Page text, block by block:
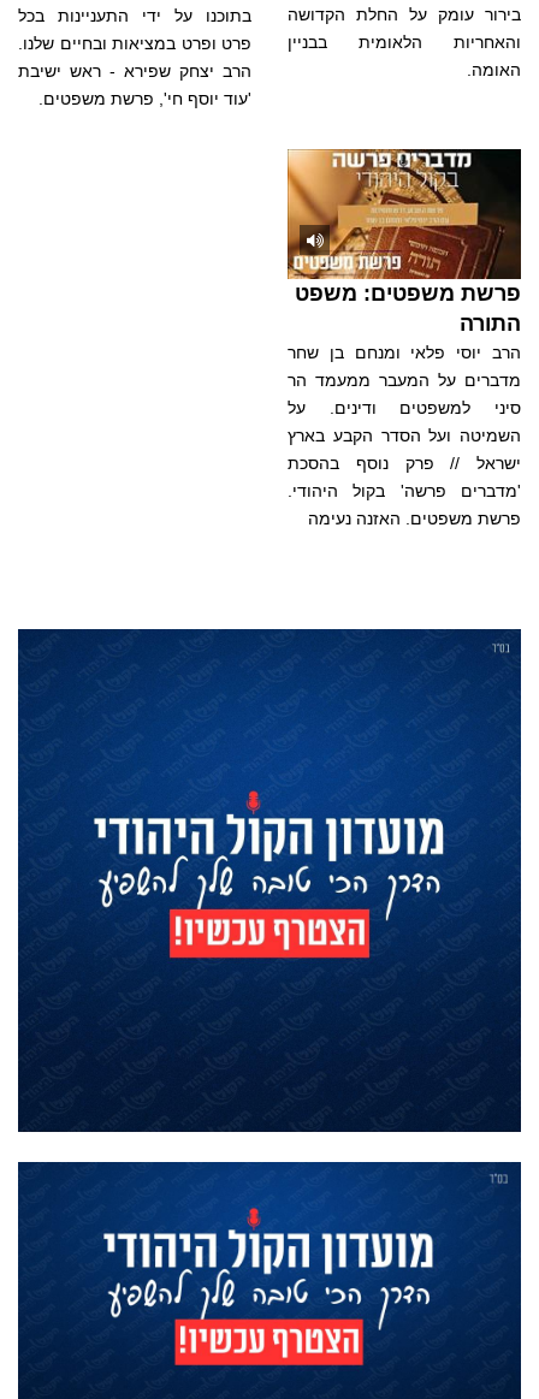
בירור עומק על החלת הקדושה
והאחריות הלאומית בבניין
האומה.
בתוכנו על ידי התעניינות בכל
פרט ופרט במציאות ובחיים שלנו.
הרב יצחק שפירא - ראש ישיבת
'עוד יוסף חי', פרשת משפטים.
פרשת משפטים: משפט
התורה
הרב יוסי פלאי ומנחם בן שחר
מדברים על המעבר ממעמד הר
סיני למשפטים ודינים. על
השמיטה ועל הסדר הקבע בארץ
ישראל // פרק נוסף בהסכת
'מדברים פרשה' בקול היהודי.
פרשת משפטים. האזנה נעימה